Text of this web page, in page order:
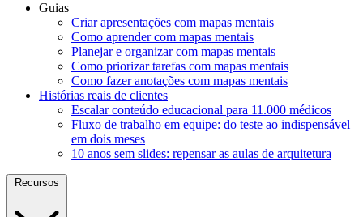
Guias
Criar apresentações com mapas mentais
Como aprender com mapas mentais
Planejar e organizar com mapas mentais
Como priorizar tarefas com mapas mentais
Como fazer anotações com mapas mentais
Histórias reais de clientes
Escalar conteúdo educacional para 11.000 médicos
Fluxo de trabalho em equipe: do teste ao indispensável
em dois meses
10 anos sem slides: repensar as aulas de arquitetura
Recursos